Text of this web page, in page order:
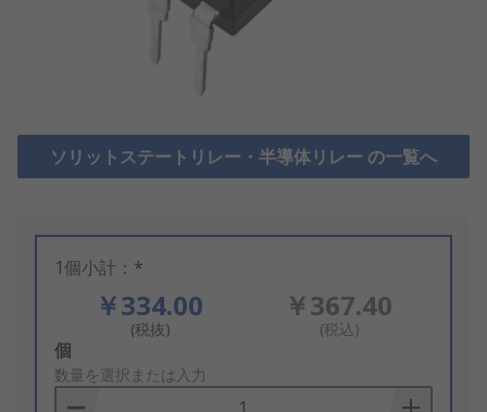
ソリットステートリレー・半導体リレー の一覧へ
1個小計：*
￥334.00
(税抜)
￥367.40
(税込)
Add
to
Basket
個
数量を選択または入力